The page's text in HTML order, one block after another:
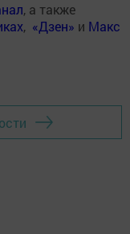
, а также
, «Дзен» и Макс